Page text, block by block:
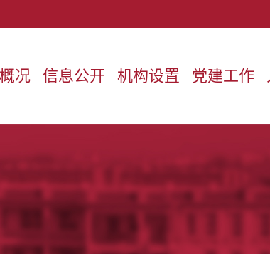
况 信息公开 机构设置 党建工作